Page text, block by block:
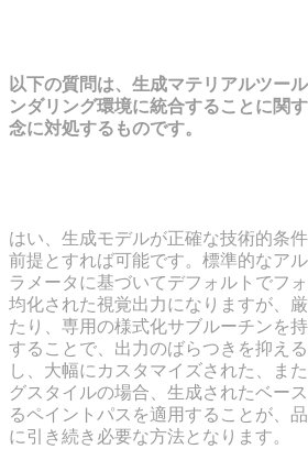
以下の質問は、生成マテリアルツー
ンダリング環境に統合することに関
念に対処するものです。
はい、生成モデルが正確な技術的条
前提とすれば可能です。標準的なア
ラメータに基づいてデフォルトでフ
均化された視覚出力になりますが、
たり、専用の様式化サブルーチンを
することで、出力のばらつきを抑え
し、大幅にカスタマイズされた、ま
グスタイルの場合、生成されたベー
るペイントパスを適用することが、
に引き続き必要な方法となります。